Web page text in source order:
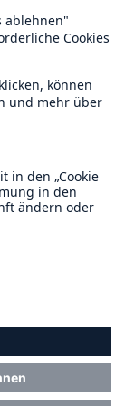
Act